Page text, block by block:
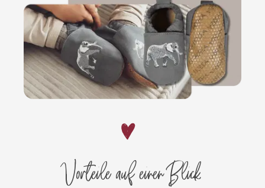
Vorteile auf einen Blick